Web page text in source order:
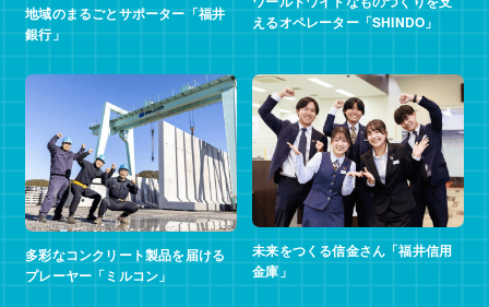
地域のまるごとサポーター「福井
銀行」
えるオペレーター「SHINDO」
多彩なコンクリート製品を届ける
プレーヤー「ミルコン」
未来をつくる信金さん「福井信用
金庫」